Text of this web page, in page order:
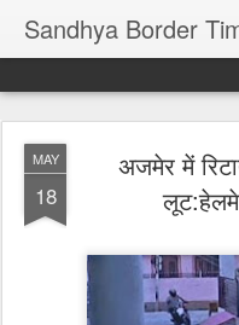
Sandhya Border
MAY
18
अजमेर में